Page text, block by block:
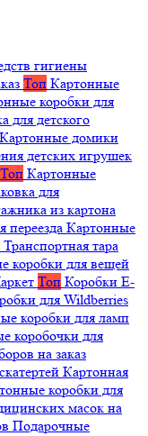
гигиены
Топ Картонные
коробки для
для детского
Картонные домики
детских игрушек
Топ Картонные
для
из картона
переезда Картонные
Транспортная тара
коробки для вещей
Топ Коробки E-
для Wildberries
коробки для ламп
коробочки для
на заказ
Картонная
коробки для
масок на
Подарочные